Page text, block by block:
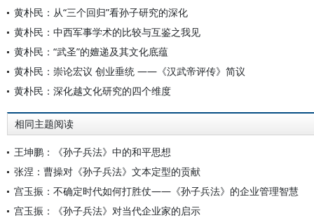
黄朴民：从“三个回归”看孙子研究的深化
黄朴民：中西军事学术的比较与互鉴之我见
黄朴民：“武圣”的嬗递及其文化底蕴
黄朴民：崇论宏议 创业垂统 ——《汉武帝评传》简议
黄朴民：深化越文化研究的四个维度
相同主题阅读
王坤鹏：《孙子兵法》中的和平思想
张涅：曹操对《孙子兵法》文本定型的贡献
宫玉振：不确定时代如何打胜仗——《孙子兵法》的企业管理智慧
宫玉振：《孙子兵法》对当代企业家的启示